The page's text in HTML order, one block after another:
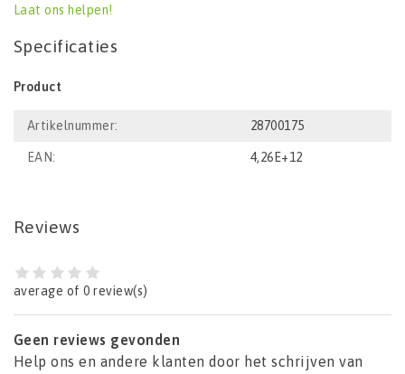
Laat ons helpen!
Specificaties
Product
Artikelnummer: 28700175
EAN: 4,26E+12
Reviews
average of 0 review(s)
Geen reviews gevonden
Help ons en andere klanten door het schrijven van